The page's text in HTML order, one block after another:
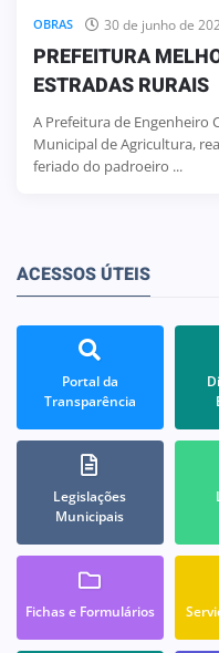
OBRAS 30 de junho de
PREFEITURA
ESTRADAS RURAIS
A Prefeitura de Engenheiro
Municipal de Agricultura,
feriado do padroeiro ...
ACESSOS ÚTEIS
Portal da
Transparência
Legislações
Municipais
Fichas e Formulários